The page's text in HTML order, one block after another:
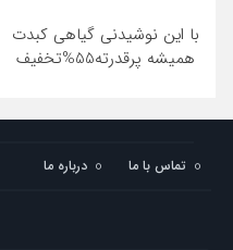
با این نوشیدنی گیاهی کبدت
همیشه پرقدرته55%تخفیف
تماس با ما درباره ما